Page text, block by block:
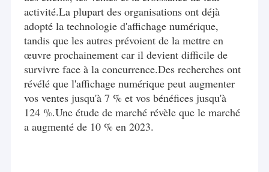
activité.La plupart des organisations ont déjà
adopté la technologie d'affichage numérique,
tandis que les autres prévoient de la mettre en
œuvre prochainement car il devient difficile de
survivre face à la concurrence.Des recherches ont
révélé que l'affichage numérique peut augmenter
vos ventes jusqu'à 7 % et vos bénéfices jusqu'à
124 %.Une étude de marché révèle que le marché
a augmenté de 10 % en 2023.